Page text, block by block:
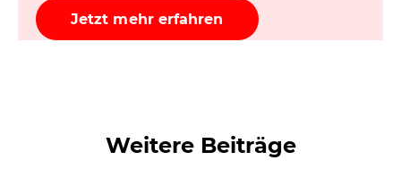
Jetzt mehr erfahren
Weitere Beiträge